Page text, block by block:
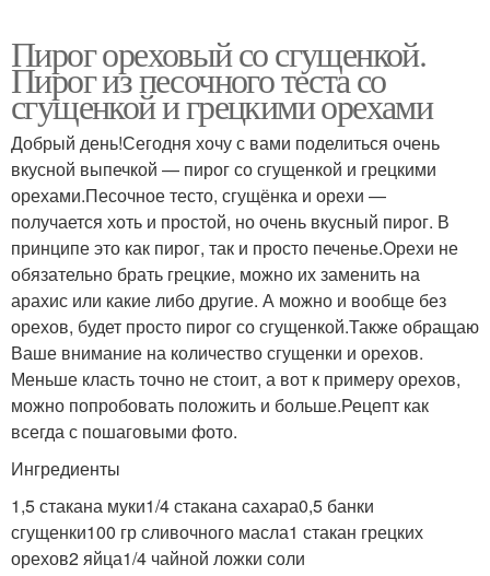
Пирог ореховый со сгущенкой.
Пирог из песочного теста со
сгущенкой и грецкими орехами
Добрый день!Сегодня хочу с вами поделиться очень
вкусной выпечкой — пирог со сгущенкой и грецкими
орехами.Песочное тесто, сгущёнка и орехи —
получается хоть и простой, но очень вкусный пирог. В
принципе это как пирог, так и просто печенье.Орехи не
обязательно брать грецкие, можно их заменить на
арахис или какие либо другие. А можно и вообще без
орехов, будет просто пирог со сгущенкой.Также обращаю
Ваше внимание на количество сгущенки и орехов.
Меньше класть точно не стоит, а вот к примеру орехов,
можно попробовать положить и больше.Рецепт как
всегда с пошаговыми фото.
Ингредиенты
1,5 стакана муки1/4 стакана сахара0,5 банки
сгущенки100 гр сливочного масла1 стакан грецких
орехов2 яйца1/4 чайной ложки соли